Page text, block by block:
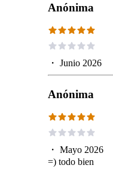
Anónima
・ Junio 2026
Anónima
・ Mayo 2026
=) todo bien